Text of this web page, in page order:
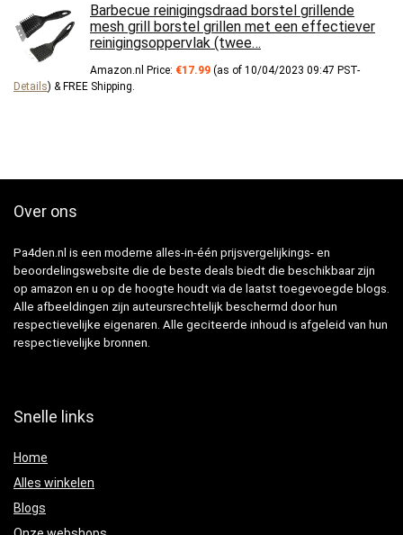
Barbecue reinigingsdraad borstel grillende
mesh grill borstel grillen met een effectiever
reinigingsoppervlak (twee…
Amazon.nl Price: €17.99 (as of 10/04/2023 09:47 PST-
Details) & FREE Shipping
Over ons
Pa4den.nl is een moderne alles-in-één prijsvergelijkings- en
beoordelingswebsite die de beste deals biedt die beschikbaar zijn
op amazon en u op de hoogte houdt via de laatst toegevoegde blogs.
Alle afbeeldingen zijn auteursrechtelijk beschermd door hun
respectievelijke eigenaren. Alle geciteerde inhoud is afgeleid van hun
respectievelijke bronnen.
Snelle links
Home
Alles winkelen
Blogs